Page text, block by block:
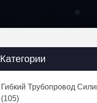
Категории
Гибкий Трубопровод
(105)